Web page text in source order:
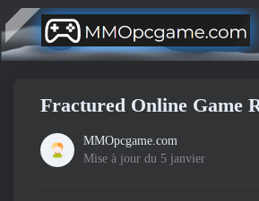
Fractured Online Game
MMOpcgame.com
Mise à jour du 5 janvier